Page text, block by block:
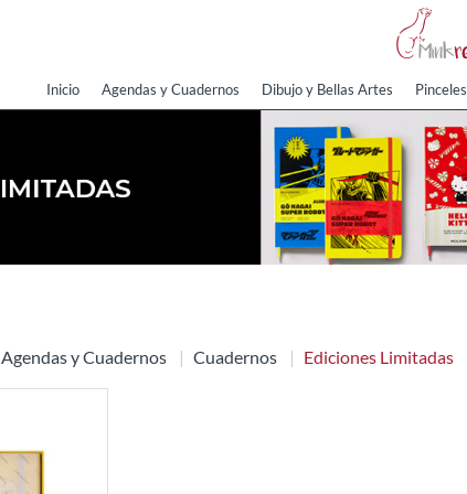
Inicio Agendas y Cuadernos Dibujo y Bellas Artes Pinceles
Agendas y Cuadernos Cuadernos Ediciones Limitadas